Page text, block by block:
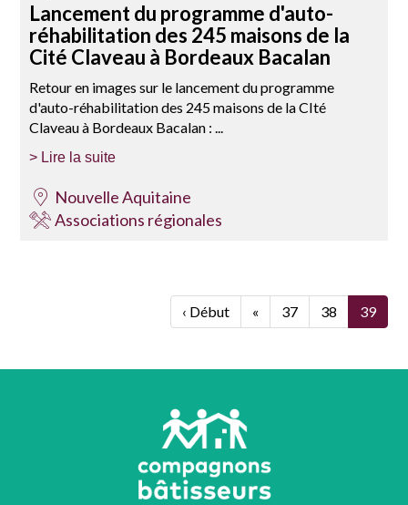
Lancement du programme d'auto-
réhabilitation des 245 maisons de la
Cité Claveau à Bordeaux Bacalan
Retour en images sur le lancement du programme
d'auto-réhabilitation des 245 maisons de la CIté
Claveau à Bordeaux Bacalan : ...
> Lire la suite
Nouvelle Aquitaine
Associations régionales
‹ Début « 37 38 39